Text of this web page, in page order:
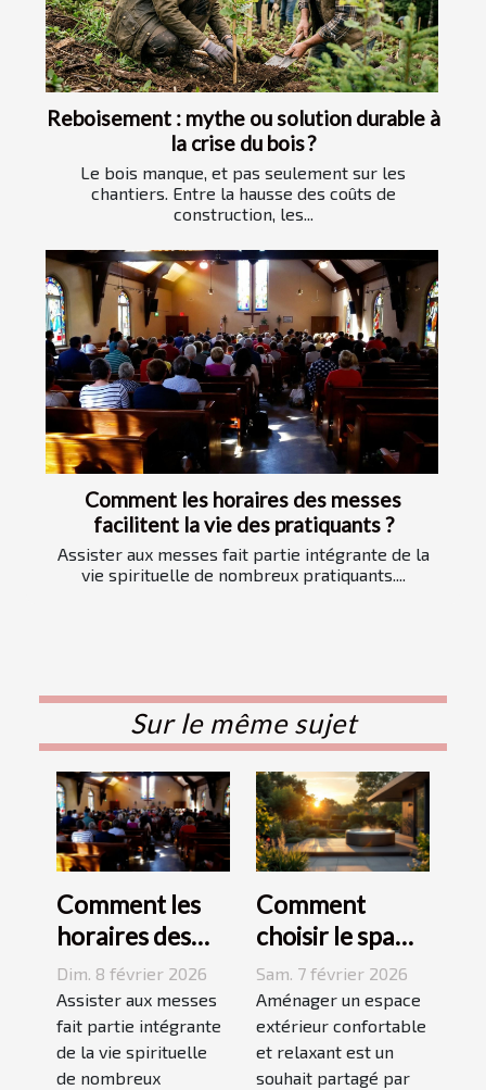
Reboisement : mythe ou solution durable à
la crise du bois ?
Le bois manque, et pas seulement sur les
chantiers. Entre la hausse des coûts de
construction, les...
Comment les horaires des messes
facilitent la vie des pratiquants ?
Assister aux messes fait partie intégrante de la
vie spirituelle de nombreux pratiquants....
Sur le même sujet
Comment les
horaires des
messes
facilitent la vie
des pratiquants
?
Dim. 8 février 2026
Assister aux messes
fait partie intégrante
de la vie spirituelle
de nombreux
Comment
choisir le spa
idéal pour
votre espace
extérieur ?
Sam. 7 février 2026
Aménager un espace
extérieur confortable
et relaxant est un
souhait partagé par